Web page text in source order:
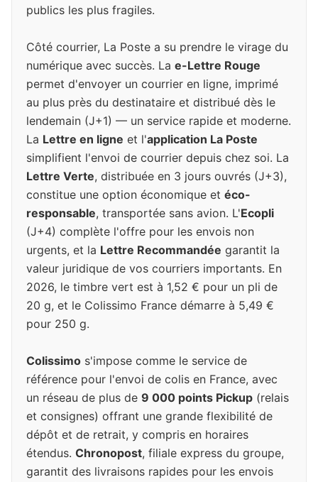
publics les plus fragiles.
Côté courrier, La Poste a su prendre le virage du
numérique avec succès. La e-Lettre Rouge
permet d'envoyer un courrier en ligne, imprimé
au plus près du destinataire et distribué dès le
lendemain (J+1) — un service rapide et moderne.
La Lettre en ligne et l'application La Poste
simplifient l'envoi de courrier depuis chez soi. La
Lettre Verte, distribuée en 3 jours ouvrés (J+3),
constitue une option économique et éco-
responsable, transportée sans avion. L'Ecopli
(J+4) complète l'offre pour les envois non
urgents, et la Lettre Recommandée garantit la
valeur juridique de vos courriers importants. En
2026, le timbre vert est à 1,52 € pour un pli de
20 g, et le Colissimo France démarre à 5,49 €
pour 250 g.
Colissimo s'impose comme le service de
référence pour l'envoi de colis en France, avec
un réseau de plus de 9 000 points Pickup (relais
et consignes) offrant une grande flexibilité de
dépôt et de retrait, y compris en horaires
étendus. Chronopost, filiale express du groupe,
garantit des livraisons rapides pour les envois